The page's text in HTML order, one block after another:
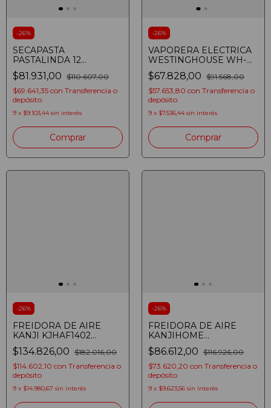
-26%
SECAPASTA
PASTALINDA 12
VARILLAS ROJO
$81.931,00 $110.607,00
$69.641,35 con Transferencia o
depósito
9 x $9.103,44 sin interés
Comprar
-26%
VAPORERA ELECTRICA
WESTINGHOUSE WH-
FSP003 9 LTS 800W 3
NIVELES
$67.828,00 $91.568,00
$57.653,80 con Transferencia o
depósito
9 x $7.536,44 sin interés
-26%
FREIDORA DE AIRE
KANJI KJHAF1402
ANALOGICA 5L 1400W
SIN ACEITE NEGRA Y
PLATEADA
(7273731529758)
$134.826,00 $182.016,00
$114.602,10 con Transferencia o
depósito
9 x $14.980,67 sin interés
-26%
FREIDORA DE AIRE
KANJIHOME
KJHDF808MF SIN
ACEITE 1400W 3.5L CON
TEMPORIZADOR
NEGRO
$86.612,00 $116.926,00
$73.620,20 con Transferencia o
depósito
9 x $9.623,56 sin interés